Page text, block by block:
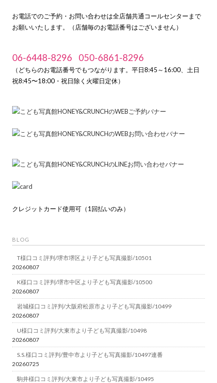
お電話でのご予約・お問い合わせは全店舗共通コールセンターまで
お願いいたします。（店舗毎のお電話番号はございません）
06-6448-8296 050-6861-8296
（どちらのお電話番号でもつながります。平日8:45～16:00、土日
祝8:45〜18:00・祝日除く火曜日定休）
クレジットカード使用可（1回払いのみ）
BLOG
T様口コミ評判/堺市堺区より子ども写真撮影/10501
20260807
K様口コミ評判/堺市中区より子ども写真撮影/10500
20260807
岩城様口コミ評判/大阪府松原市より子ども写真撮影/10499
20260807
U様口コミ評判/大東市より子ども写真撮影/10498
20260807
S.S.様口コミ評判/豊中市より子ども写真撮影/10497連番
20260725
駒井様口コミ評判/大東市より子ども写真撮影/10495